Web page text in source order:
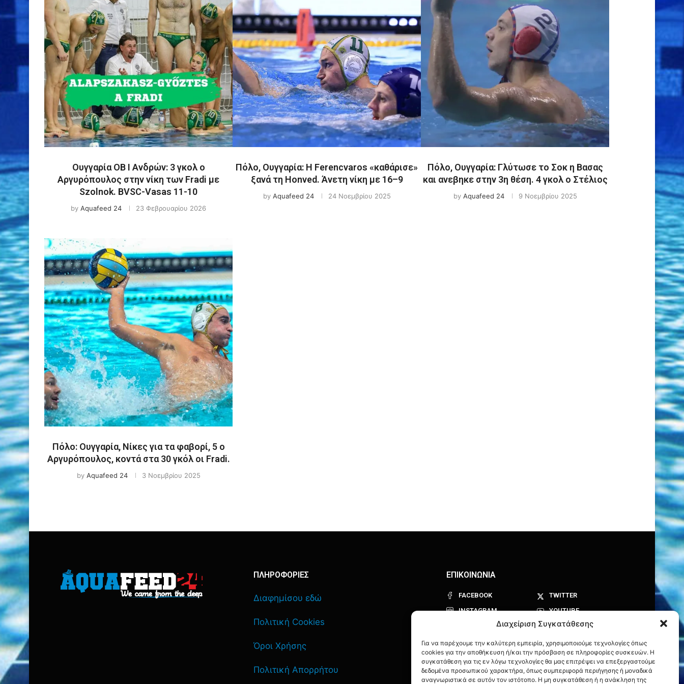
Διαχείριση Συγκατάθεσης
Για να παρέχουμε την καλύτερη εμπειρία, χρησιμοποιούμε τεχνολογίες όπως
cookies για την αποθήκευση ή/και την πρόσβαση σε πληροφορίες συσκευών. Η
συγκατάθεση για τις εν λόγω τεχνολογίες θα μας επιτρέψει να επεξεργαστούμε
δεδομένα προσωπικού χαρακτήρα, όπως συμπεριφορά περιήγησης ή μοναδικά
αναγνωριστικά σε αυτόν τον ιστότοπο. Η μη συγκατάθεση ή η ανάκληση της
Ουγγαρία ΟΒ Ι Ανδρών: 3 γκολ ο
Αργυρόπουλος στην νίκη των Fradi με
Szolnok. BVSC-Vasas 11-10
by Aquafeed 24 23 Φεβρουαρίου 2026
Πόλο, Ουγγαρία: Η Ferencvaros «καθάρισε»
ξανά τη Honved. Άνετη νίκη με 16–9
by Aquafeed 24 24 Νοεμβρίου 2025
Πόλο, Ουγγαρία: Γλύτωσε το Σοκ η Βασας
και ανεβηκε στην 3η θέση. 4 γκολ ο Στέλιος
by Aquafeed 24 9 Νοεμβρίου 2025
Πόλο: Ουγγαρία, Νίκες για τα φαβορί, 5 ο
Αργυρόπουλος, κοντά στα 30 γκόλ οι Fradi.
by Aquafeed 24 3 Νοεμβρίου 2025
ΠΛΗΡΟΦΟΡΙΕΣ
Διαφημίσου εδώ
Πολιτική Cookies
Όροι Χρήσης
Πολιτική Απορρήτου
ΕΠΙΚΟΙΝΩΝΙΑ
FACEBOOK
TWITTER
INSTAGRAM
YOUTUBE